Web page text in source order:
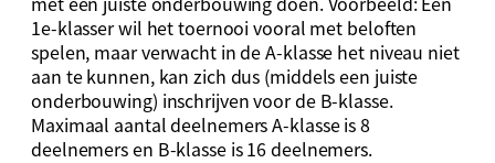
1e-klasser wil het toernooi vooral met beloften
spelen, maar verwacht in de A-klasse het niveau niet
aan te kunnen, kan zich dus (middels een juiste
onderbouwing) inschrijven voor de B-klasse.
Maximaal aantal deelnemers A-klasse is 8
deelnemers en B-klasse is 16 deelnemers.